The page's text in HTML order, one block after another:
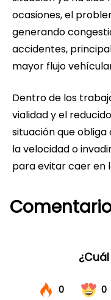
ocasiones, el
generando
accidentes,
mayor flujo
Dentro de los
vialidad y el
situación que obliga
la velocidad o
para evitar caer en